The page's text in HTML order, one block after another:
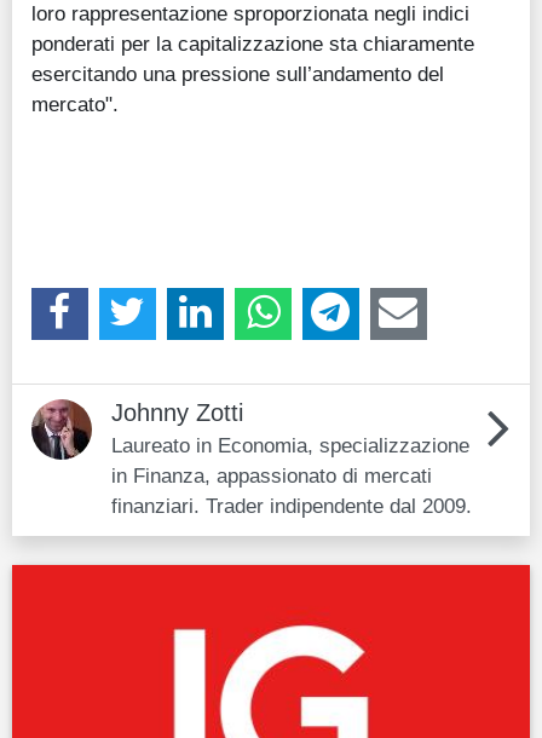
loro rappresentazione sproporzionata negli indici
ponderati per la capitalizzazione sta chiaramente
esercitando una pressione sull’andamento del
mercato".
Johnny Zotti
Laureato in Economia, specializzazione
in Finanza, appassionato di mercati
finanziari. Trader indipendente dal 2009.